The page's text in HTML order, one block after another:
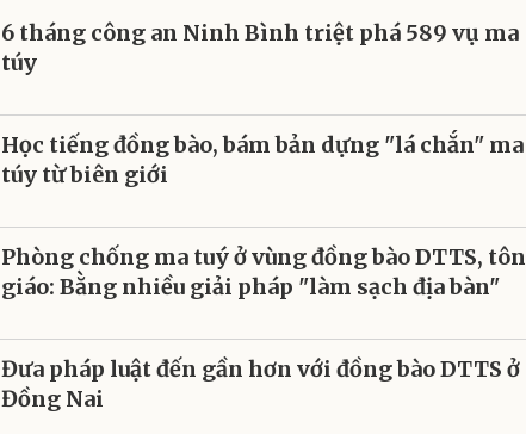
6 tháng công an Ninh Bình triệt phá 589 vụ ma
túy
Học tiếng đồng bào, bám bản dựng "lá chắn" ma
túy từ biên giới
Phòng chống ma tuý ở vùng đồng bào DTTS, tôn
giáo: Bằng nhiều giải pháp "làm sạch địa bàn"
Đưa pháp luật đến gần hơn với đồng bào DTTS ở
Đồng Nai